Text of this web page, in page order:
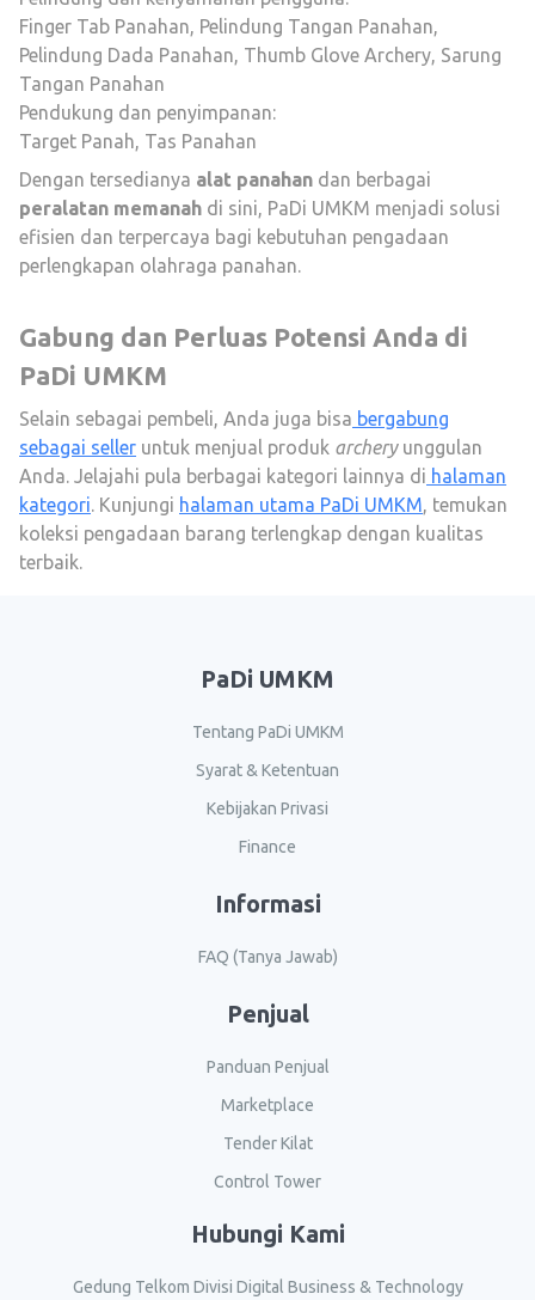
Finger Tab Panahan, Pelindung Tangan Panahan,
Pelindung Dada Panahan, Thumb Glove Archery, Sarung
Tangan Panahan
Pendukung dan penyimpanan:
Target Panah, Tas Panahan
Dengan tersedianya alat panahan dan berbagai
peralatan memanah di sini, PaDi UMKM menjadi solusi
efisien dan terpercaya bagi kebutuhan pengadaan
perlengkapan olahraga panahan.
Gabung dan Perluas Potensi Anda di
PaDi UMKM
Selain sebagai pembeli, Anda juga bisa bergabung
sebagai seller untuk menjual produk archeryunggulan
Anda. Jelajahi pula berbagai kategori lainnya di halaman
kategori. Kunjungi halaman utama PaDi UMKM, temukan
koleksi pengadaan barang terlengkap dengan kualitas
terbaik.
PaDi UMKM
Tentang PaDi UMKM
Syarat & Ketentuan
Kebijakan Privasi
Finance
Informasi
FAQ (Tanya Jawab)
Penjual
Panduan Penjual
Marketplace
Tender Kilat
Control Tower
Hubungi Kami
Gedung Telkom Divisi Digital Business & Technology